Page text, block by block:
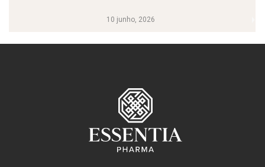
10 junho, 2026